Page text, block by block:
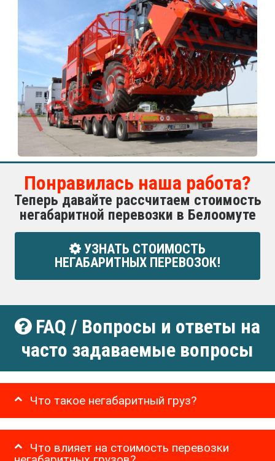
Понравилась наша работа?
Теперь давайте рассчитаем стоимость
негабаритной перевозки в Белоомуте
УЗНАТЬ СТОИМОСТЬ
НЕГАБАРИТНЫХ ПЕРЕВОЗОК!
FAQ / Вопросы и ответы на
часто задаваемые вопросы
Что такое негабаритный груз?
Что влияет на стоимость перевозки